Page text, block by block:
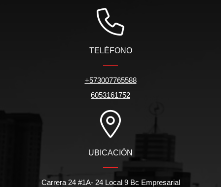
TELÉFONO
+573007765588
6053161752
UBICACIÓN
Carrera 24 #1A- 24 Local 9 Bc Empresarial